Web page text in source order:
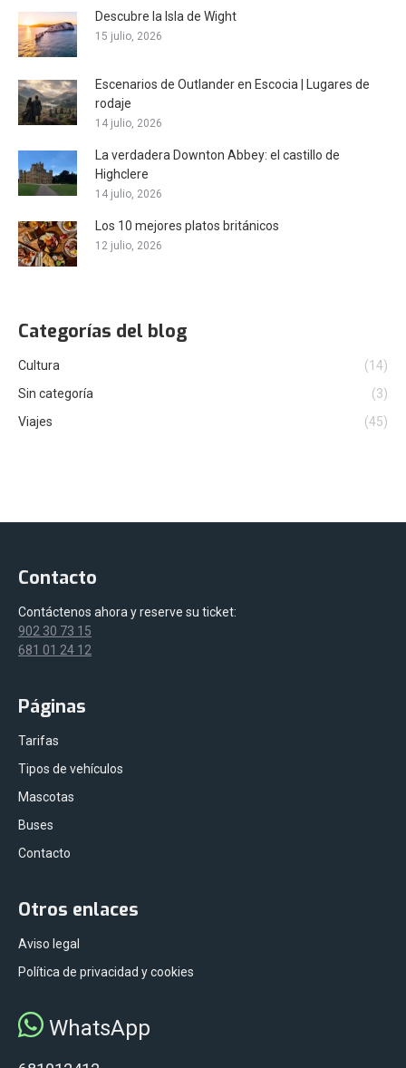
Descubre la Isla de Wight
15 julio, 2026
Escenarios de Outlander en Escocia | Lugares de
rodaje
14 julio, 2026
La verdadera Downton Abbey: el castillo de
Highclere
14 julio, 2026
Los 10 mejores platos británicos
12 julio, 2026
Categorías del blog
Cultura
(14)
Sin categoría
(3)
Viajes
(45)
Contacto
Contáctenos ahora y reserve su ticket:
902 30 73 15
681 01 24 12
Páginas
Tarifas
Tipos de vehículos
Mascotas
Buses
Contacto
Otros enlaces
Aviso legal
Política de privacidad y cookies
WhatsApp